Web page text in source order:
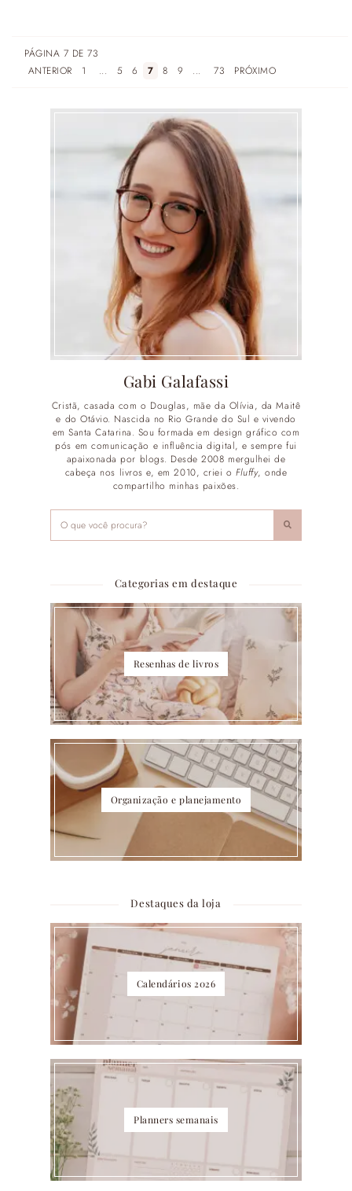
PÁGINA 7 DE 73
ANTERIOR
1 ... 5 6 7 8 9 ... 73 PRÓXIMO
Gabi Galafassi
Cristã, casada com o Douglas, mãe da Olívia, da Maitê
e do Otávio. Nascida no Rio Grande do Sul e vivendo
em Santa Catarina. Sou formada em design gráfico com
pós em comunicação e influência digital, e sempre fui
apaixonada por blogs. Desde 2008 mergulhei de
cabeça nos livros e, em 2010, criei o Fluffy, onde
compartilho minhas paixões.
Categorias em destaque
Resenhas de livros
Organização e planejamento
Destaques da loja
Calendários 2026
Planners semanais